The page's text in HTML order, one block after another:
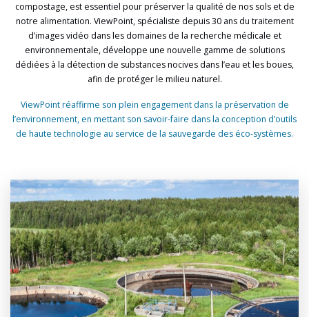
compostage, est essentiel pour préserver la qualité de nos sols et de
notre alimentation. ViewPoint, spécialiste depuis 30 ans du traitement
d’images vidéo dans les domaines de la recherche médicale et
environnementale, développe une nouvelle gamme de solutions
dédiées à la détection de substances nocives dans l’eau et les boues,
afin de protéger le milieu naturel.
ViewPoint réaffirme son plein engagement dans la préservation de
l’environnement, en mettant son savoir-faire dans la conception d’outils
de haute technologie au service de la sauvegarde des éco-systèmes.